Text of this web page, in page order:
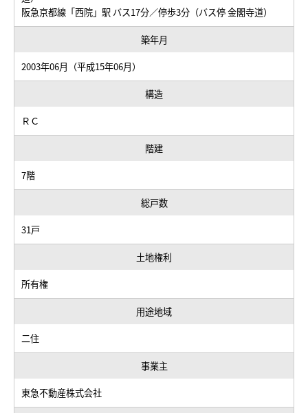
阪急京都線「西院」駅 バス17分／停歩3分（バス停 金閣寺道）
築年月
2003年06月（平成15年06月）
構造
ＲＣ
階建
7階
総戸数
31戸
土地権利
所有権
用途地域
二住
事業主
東急不動産株式会社